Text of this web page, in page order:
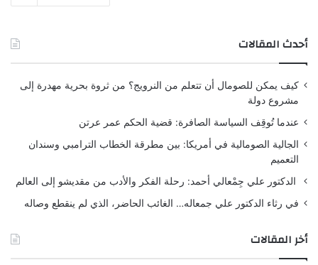
أحدث المقالات
كيف يمكن للصومال أن تتعلم من النرويج؟ من ثروة بحرية مهدرة إلى
مشروع دولة
عندما تُوقِف السياسة الصافرة: قضية الحكم عمر عرتن
الجالية الصومالية في أمريكا: بين مطرقة الخطاب الترامبي وسندان
التعميم
الدكتور علي جِمْعالي أحمد: رحلة الفكر والأدب من مقديشو إلى العالم
في رثاء الدكتور علي جمعاله… الغائب الحاضر، الذي لم ينقطع وصاله
أخر المقالات